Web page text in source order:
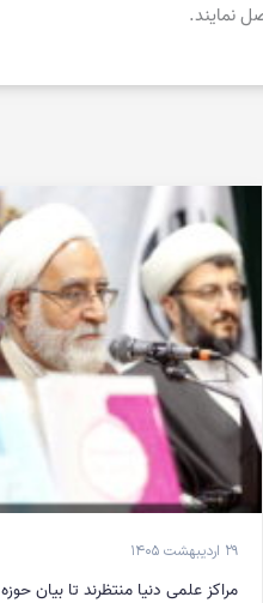
۲۹ اردیبهشت ۱۴۰۵
مراکز علمی دنیا منتظرند تا بیان حوزه